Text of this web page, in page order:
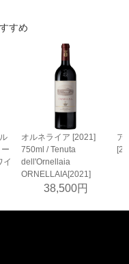
すめ
イ
オルネライア [2021]
750ml / Tenuta
dell'Ornellaia
ORNELLAIA[2021]
38,500円
ア